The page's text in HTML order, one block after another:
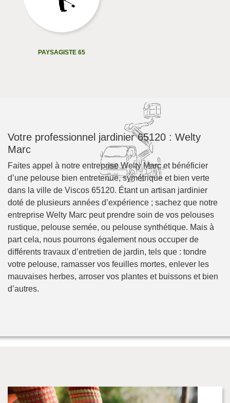
PAYSAGISTE 65
Votre professionnel jardinier 65120 : Welty
Marc
Faites appel à notre entreprise Welty Marc et bénéficier
d’une pelouse bien entretenue, symétrique et bien verte
dans la ville de Viscos 65120. Étant un artisan jardinier
doté de plusieurs années d’expérience ; sachez que notre
entreprise Welty Marc peut prendre soin de vos pelouses
rustique, pelouse semée, ou pelouse synthétique. Mais à
part cela, nous pourrons également nous occuper de
différents travaux d’entretien de jardin, tels que : tondre
votre pelouse, ramasser vos feuilles mortes, enlever les
mauvaises herbes, arroser vos plantes et buissons et bien
d’autres.